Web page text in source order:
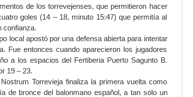
de los torrevejenses, que permitieron hacer
goles (14 – 18, minuto 15:47) que permitía al
confianza.
local apostó por una defensa abierta para intentar
Fue entonces cuando aparecieron los jugadores
a los espacios del Fertiberia Puerto Sagunto B.
19 – 23.
Torrevieja finaliza la primera vuelta como
de bronce del balonmano español, a tan sólo un